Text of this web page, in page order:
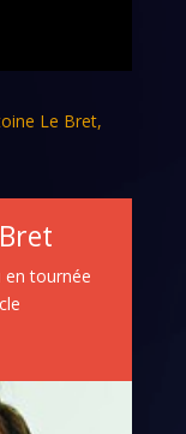
Le Bret,
en tournée